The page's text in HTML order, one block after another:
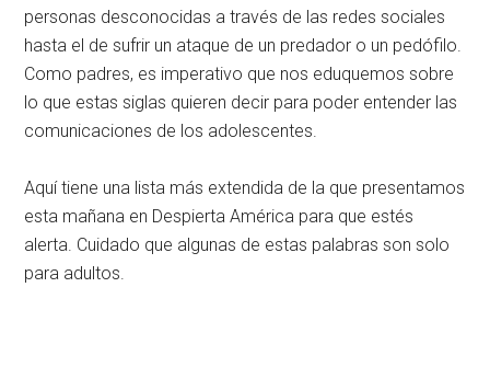
personas desconocidas a través de las redes sociales
hasta el de sufrir un ataque de un predador o un pedófilo.
Como padres, es imperativo que nos eduquemos sobre
lo que estas siglas quieren decir para poder entender las
comunicaciones de los adolescentes.
Aquí tiene una lista más extendida de la que presentamos
esta mañana en Despierta América para que estés
alerta. Cuidado que algunas de estas palabras son solo
para adultos.